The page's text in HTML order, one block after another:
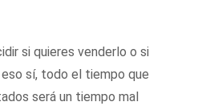
si quieres venderlo o si
sí, todo el tiempo que
será un tiempo mal